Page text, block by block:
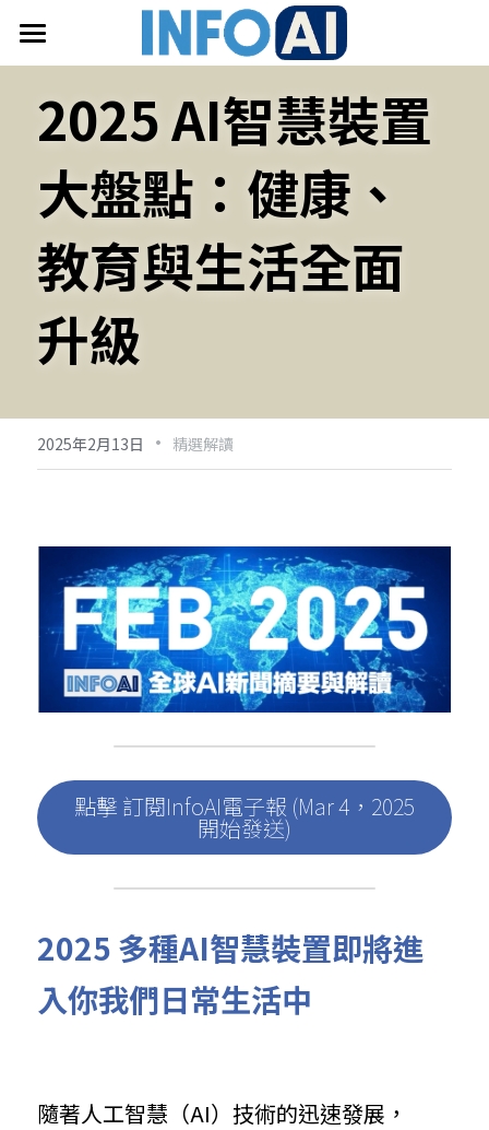
首頁
關於InfoAI
訂閱電子報
最新文章
搜索
email聯絡
2025 AI智慧裝置
大盤點：健康、
教育與生活全面
升級
2025年2月13日 · 精選解讀
點擊 訂閱InfoAI電子報 (Mar 4，2025
開始發送)
2025 多種AI智慧裝置即將進
入你我們日常生活中
隨著人工智慧（AI）技術的迅速發展，